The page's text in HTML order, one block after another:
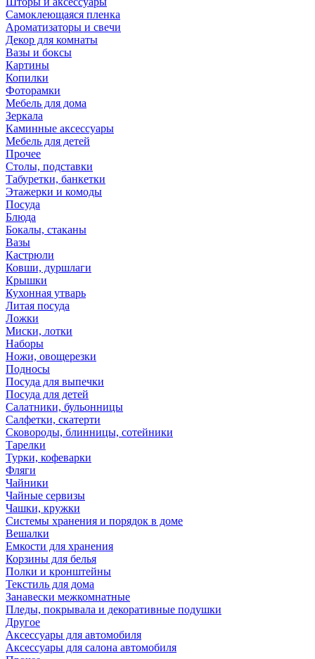
Самоклеющаяся пленка
Ароматизаторы и свечи
Декор для комнаты
Вазы и боксы
Картины
Копилки
Фоторамки
Мебель для дома
Зеркала
Каминные аксессуары
Мебель для детей
Прочее
Столы, подставки
Табуретки, банкетки
Этажерки и комоды
Посуда
Блюда
Бокалы, стаканы
Вазы
Кастрюли
Ковши, дуршлаги
Крышки
Кухонная утварь
Литая посуда
Ложки
Миски, лотки
Наборы
Ножи, овощерезки
Подносы
Посуда для выпечки
Посуда для детей
Салатники, бульонницы
Салфетки, скатерти
Сковороды, блинницы, сотейники
Тарелки
Турки, кофеварки
Фляги
Чайники
Чайные сервизы
Чашки, кружки
Системы хранения и порядок в доме
Вешалки
Емкости для хранения
Корзины для белья
Полки и кронштейны
Текстиль для дома
Занавески межкомнатные
Пледы, покрывала и декоративные подушки
Другое
Аксессуары для автомобиля
Аксессуары для салона автомобиля